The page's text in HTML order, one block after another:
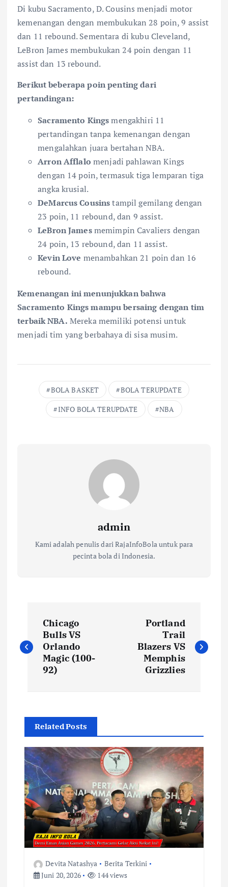
Di kubu Sacramento, D. Cousins menjadi motor
kemenangan dengan membukukan 28 poin, 9 assist
dan 11 rebound. Sementara di kubu Cleveland,
LeBron James membukukan 24 poin dengan 11
assist dan 13 rebound.
Berikut beberapa poin penting dari
pertandingan:
Sacramento Kingsmengakhiri 11
pertandingan tanpa kemenangan dengan
mengalahkan juara bertahan NBA.
Arron Afflalo menjadi pahlawan Kings
dengan 14 poin, termasuk tiga lemparan tiga
angka krusial.
DeMarcus Cousinstampil gemilang dengan
23 poin, 11 rebound, dan 9 assist.
LeBron Jamesmemimpin Cavaliers dengan
24 poin, 13 rebound, dan 11 assist.
Kevin Love menambahkan 21 poin dan 16
rebound.
Kemenangan ini menunjukkan bahwa
Sacramento Kings mampu bersaing dengan tim
terbaik NBA. Mereka memiliki potensi untuk
menjadi tim yang berbahaya di sisa musim.
BOLA BASKET
BOLA TERUPDATE
INFO BOLA TERUPDATE
NBA
admin
Kami adalah penulis dari RajaInfoBola untuk para
pecinta bola di Indonesia.
a
g
a
s
p
o
Chicago
Bulls VS
Orlando
Magic (100-
92)
Portland
Trail
Blazers VS
Memphis
Grizzlies
Related Posts
Devita Natashya
Berita Terkini
Juni 20, 2026
144 views